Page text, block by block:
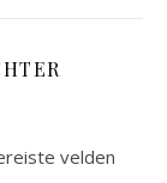
velden